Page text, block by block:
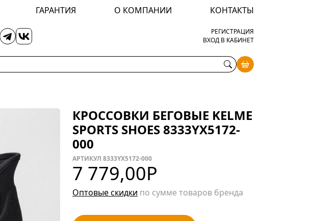
ГАРАНТИЯ О КОМПАНИИ
КОНТАКТЫ
РЕГИСТРАЦИЯ
ВХОД В КАБИНЕТ
КРОССОВКИ БЕГОВЫЕ KELME
SPORTS SHOES 8333YX5172-
000
АРТИКУЛ 8333YX5172-000
7 779,00Р
Оптовые скидки по сумме товаров бренда